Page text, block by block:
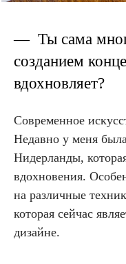
— Ты сама
созданием
вдохновляет?
Современное
Недавно у меня
Нидерланды,
вдохновения.
на различные
которая сейчас
дизайне.